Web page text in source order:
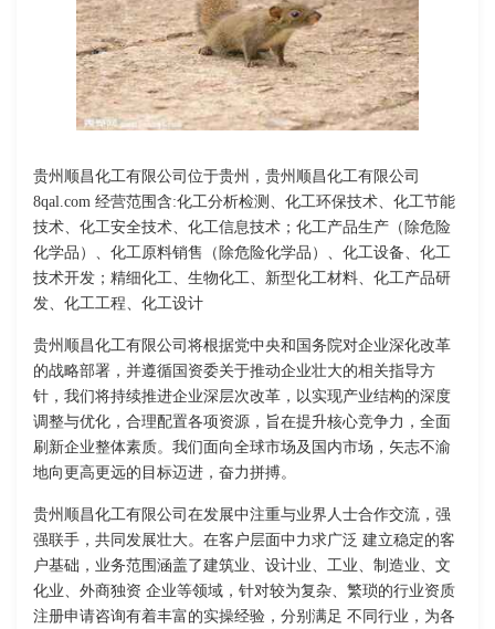
贵州顺昌化工有限公司位于贵州，贵州顺昌化工有限公司
8qal.com 经营范围含:化工分析检测、化工环保技术、化工节能
技术、化工安全技术、化工信息技术；化工产品生产（除危险
化学品）、化工原料销售（除危险化学品）、化工设备、化工
技术开发；精细化工、生物化工、新型化工材料、化工产品研
发、化工工程、化工设计
贵州顺昌化工有限公司将根据党中央和国务院对企业深化改革
的战略部署，并遵循国资委关于推动企业壮大的相关指导方
针，我们将持续推进企业深层次改革，以实现产业结构的深度
调整与优化，合理配置各项资源，旨在提升核心竞争力，全面
刷新企业整体素质。我们面向全球市场及国内市场，矢志不渝
地向更高更远的目标迈进，奋力拼搏。
贵州顺昌化工有限公司在发展中注重与业界人士合作交流，强
强联手，共同发展壮大。在客户层面中力求广泛 建立稳定的客
户基础，业务范围涵盖了建筑业、设计业、工业、制造业、文
化业、外商独资 企业等领域，针对较为复杂、繁琐的行业资质
注册申请咨询有着丰富的实操经验，分别满足 不同行业，为各